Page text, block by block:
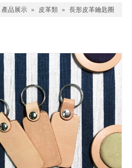
產品展示 » 皮革類 » 長形皮革鑰匙圈